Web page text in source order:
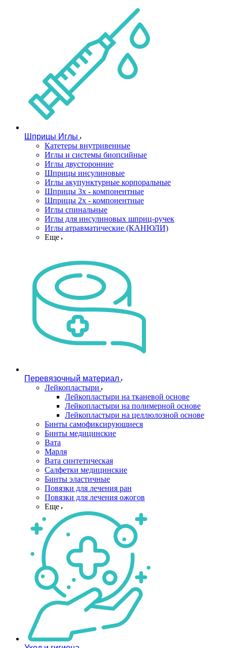
Шприцы Иглы
Катетеры внутривенные
Иглы и системы биопсийные
Иглы двусторонние
Шприцы инсулиновые
Иглы акупунктурные корпоральные
Шприцы 3х - компонентные
Шприцы 2х - компонентные
Иглы спинальные
Иглы для инсулиновых шприц-ручек
Иглы атравматические (КАНЮЛИ)
Еще
Перевязочный материал
Лейкопластыри
Лейкопластыри на тканевой основе
Лейкопластыри на полимерной основе
Лейкопластыри на целлюлозной основе
Бинты самофиксирующиеся
Бинты медицинские
Вата
Марля
Вата синтетическая
Салфетки медицинские
Бинты эластичные
Повязки для лечения ран
Повязки для лечения ожогов
Еще